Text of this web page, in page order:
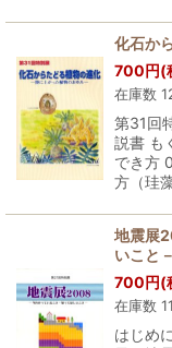
化石か
700円(
在庫数
第31回
説書 も
でき方
方（珪
地震展
いこと－
700円(
在庫数 11
はじめ